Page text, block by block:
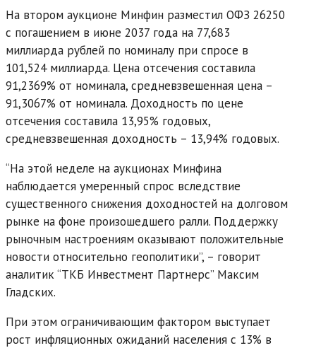
На втором аукционе Минфин разместил ОФЗ 26250
с погашением в июне 2037 года на 77,683
миллиарда рублей по номиналу при спросе в
101,524 миллиарда. Цена отсечения составила
91,2369% от номинала, средневзвешенная цена –
91,3067% от номинала. Доходность по цене
отсечения составила 13,95% годовых,
средневзвешенная доходность – 13,94% годовых.
“На этой неделе на аукционах Минфина
наблюдается умеренный спрос вследствие
существенного снижения доходностей на долговом
рынке на фоне произошедшего ралли. Поддержку
рыночным настроениям оказывают положительные
новости относительно геополитики”, – говорит
аналитик “ТКБ Инвестмент Партнерс” Максим
Гладских.
При этом ограничивающим фактором выступает
рост инфляционных ожиданий населения с 13% в